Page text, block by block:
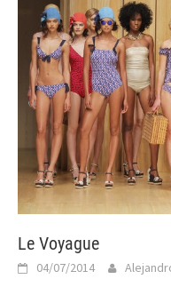
Le Voyague
04/07/2014